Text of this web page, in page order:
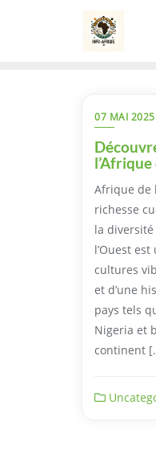
07 MAI 2025
l’Afrique
Afrique de
richesse
la diversité
l’Ouest
cultures
et d’une
pays tels
Nigeria et
continent